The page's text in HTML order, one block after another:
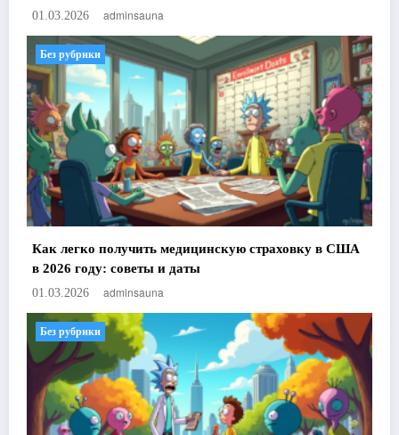
01.03.2026 adminsauna
Без рубрики
Как легко получить медицинскую страховку в США
в 2026 году: советы и даты
01.03.2026 adminsauna
Без рубрики